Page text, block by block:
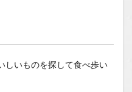
しいものを探して食べ歩い